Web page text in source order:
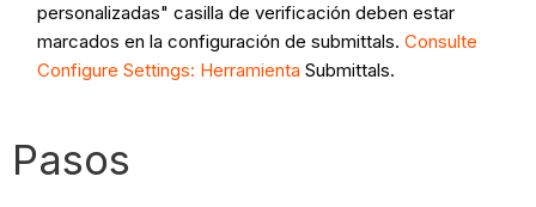
personalizadas" casilla de verificación deben estar
marcados en la configuración de submittals.Consulte
Configure Settings: Herramienta Submittals.
Pasos